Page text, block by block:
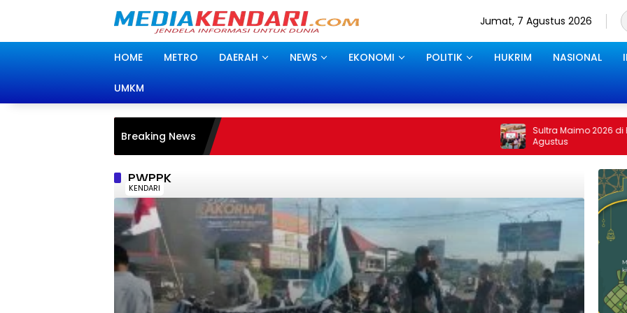
Jumat, 7 Agustus 2026
HOME METRO DAERAH NEWS EKONOMI POLITIK HUKRIM NASIONAL
UMKM
Breaking News
Sultra Maimo 2026 di Kendari Berakhir
PWPPK
KENDARI